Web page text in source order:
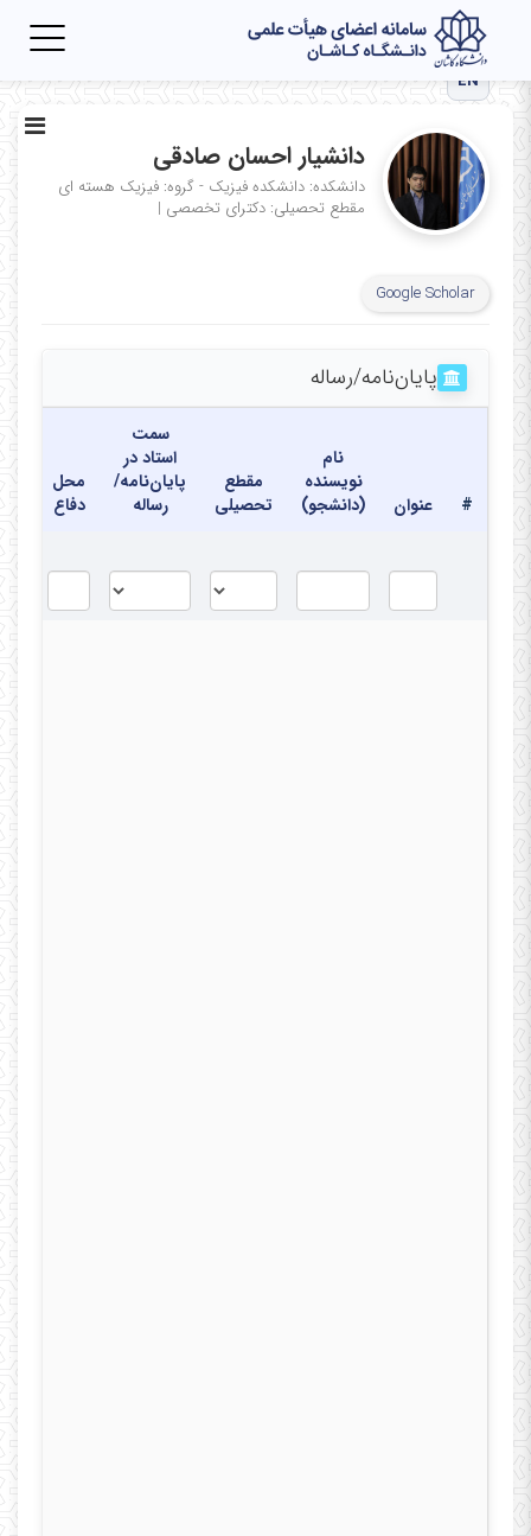
EN
دانشیار احسان صادقی
دانشکده: دانشکده فیزیک - گروه: فیزیک هسته ای
مقطع تحصیلی: دکترای تخصصی |
Google Scholar
پایان‌نامه‌/رساله
# عنوان
نام
نویسنده
(دانشجو)
مقطع
تحصیلی
سمت
استاد در
پایان‌نامه/
رساله
محل
دفاع